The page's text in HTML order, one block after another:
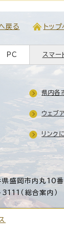
戻る トッ
PC スマー
岡市内丸10番
（総合案内）
県内各
ウェブ
リンク